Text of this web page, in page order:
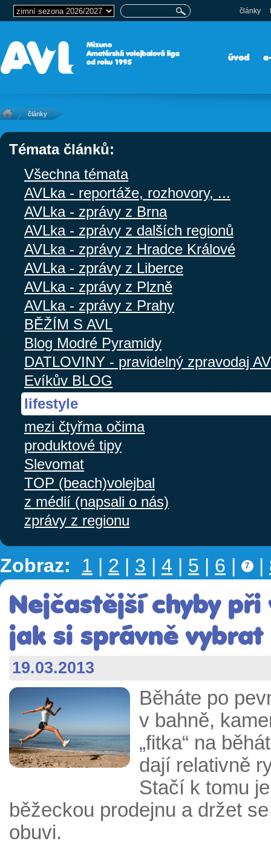
články
úvod
články
Témata článků:
Všechna témata
AVLka - reportáže, rozhovory, ...
AVLka - zprávy z Brna
AVLka - zprávy z dalších regionů
AVLka - zprávy z Hradce Králové
AVLka - zprávy z Liberce
AVLka - zprávy z Plzně
AVLka - zprávy z Prahy
BĚŽÍM S AVL
Blog Modré Pyramidy
DATLOVINY - pravidelný zpravodaj
Evíkův BLOG
lifestyle
mezi čtyřma očima
produktové tipy
Slevomat
TOP (beach)volejbal
z médií (napsali o nás)
zprávy z regionu
Zobraz: 1 | 2 | 3 | 4 | 5 | 6 | 7 |
Nejčastější chyby
jak si správně
19.03.2013
Běháte po
v bahně,
„fitka“ na
dají relativně
Stačí k tomu
běžeckou prodejnu a držet
obuvi.